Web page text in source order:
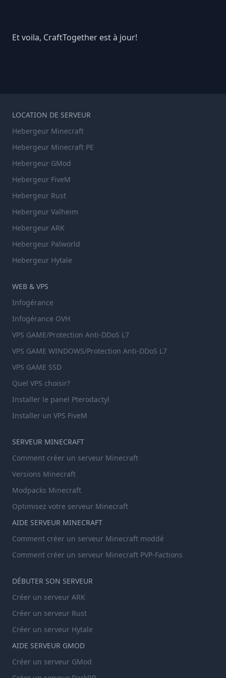
Et voila, CraftTogether est à jour!
LOCATION DE SERVEUR
Hebergeur Minecraft
Hebergeur Minecraft PE
Hebergeur GMod
Hebergeur FiveM
Hebergeur Rust
Hebergeur Valheim
Hebergeur ARK
Hebergeur Palworld
Hebergeur Hytale
WEB & VPS
Infogérance
Infogérance OVH
VPS GAME/Protection Anti-DDoS L7
VPS GAME WINDOWS/Protection Anti-DDoS L7
VPS GAME SSD
Quel VPS choisir?
Installer le panel Pterodactyl
Installer un VPS FiveM
SERVEUR MINECRAFT
Comment créer un serveur Minecraft
Versions Minecraft
Modpacks Minecraft
Optimisez votre serveur Minecraft
AIDE SERVEUR MINECRAFT
Comment créer un serveur Minecraft moddé
Comment créer un serveur Minecraft PVP-Factions
DÉBUTER SON SERVEUR
Créer un serveur ARK
Créer un serveur Rust
Créer un serveur Hytale
AIDE SERVEUR GMOD
Créer un serveur GMod